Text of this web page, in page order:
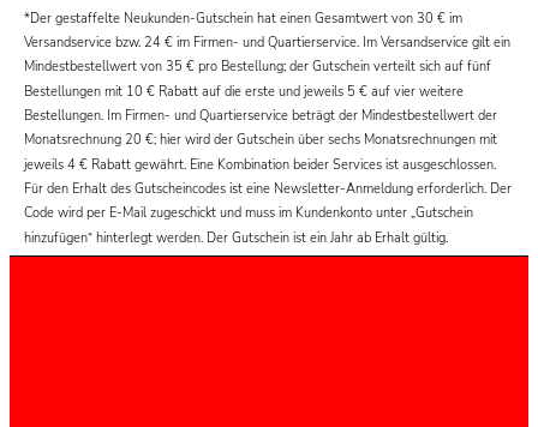
ZUM WASCHWIKI
*Der gestaffelte Neukunden-Gutschein hat einen Gesamtwert von 30 € im
Versandservice bzw. 24 € im Firmen- und Quartierservice. Im Versandservice gilt ein
Mindestbestellwert von 35 € pro Bestellung; der Gutschein verteilt sich auf fünf
Bestellungen mit 10 € Rabatt auf die erste und jeweils 5 € auf vier weitere
Bestellungen. Im Firmen- und Quartierservice beträgt der Mindestbestellwert der
Monatsrechnung 20 €; hier wird der Gutschein über sechs Monatsrechnungen mit
jeweils 4 € Rabatt gewährt. Eine Kombination beider Services ist ausgeschlossen.
Für den Erhalt des Gutscheincodes ist eine Newsletter-Anmeldung erforderlich. Der
Code wird per E-Mail zugeschickt und muss im Kundenkonto unter „Gutschein
hinzufügen“ hinterlegt werden. Der Gutschein ist ein Jahr ab Erhalt gültig.